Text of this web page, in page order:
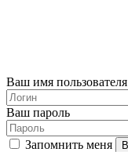
Ваш имя пользователя
Ваш пароль
Запомнить меня